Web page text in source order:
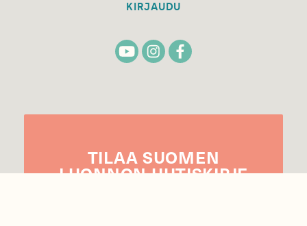
KIRJAUDU
TILAA SUOMEN
LUONNONUUTIS­KIRJE